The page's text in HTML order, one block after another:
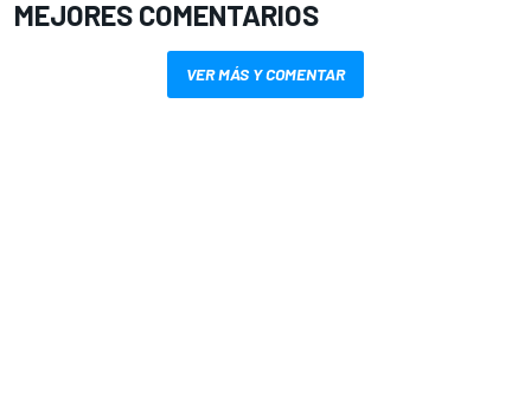
MEJORES COMENTARIOS
VER MÁS Y COMENTAR